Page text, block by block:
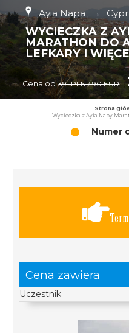
Ayia Napa → Cypr
WYCIECZKA Z
MARATHON DO
LEFKARY I
Cena od 391 PLN / 90 EUR
Strona
Wycieczka z Ayia Napy
Numer
Cena zawiera
Uczestnik